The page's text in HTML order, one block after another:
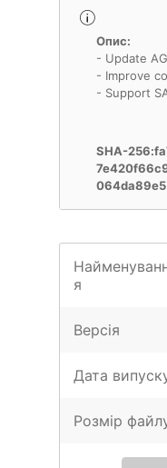
Опис:
- Update
- Improve
- Support
SHA-
064da89e5
я
Версія
Дата
Розмір